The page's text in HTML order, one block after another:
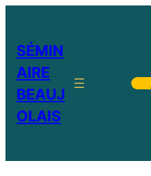
SÉMIN
AIRE
BEAUJ
OLAIS